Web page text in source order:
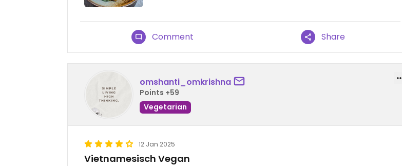
Comment Share
omshanti_omkrishna
Points +59
Vegetarian
12 Jan 2025
Vietnamesisch Vegan